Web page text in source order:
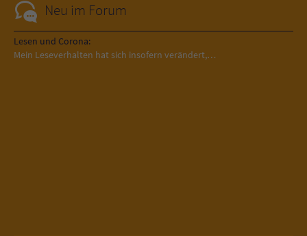
Neu im Forum
Lesen und Corona:
Mein Leseverhalten hat sich insofern verändert,…